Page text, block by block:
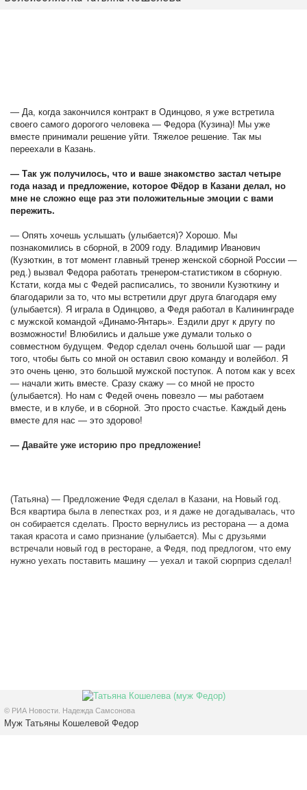
— Да, когда закончился контракт в Одинцово, я уже встретила
своего самого дорогого человека — Федора (Кузина)! Мы уже
вместе принимали решение уйти. Тяжелое решение. Так мы
переехали в Казань.
— Так уж получилось, что и ваше знакомство застал четыре
года назад и предложение, которое Фёдор в Казани делал, но
мне не сложно еще раз эти положительные эмоции с вами
пережить.
— Опять хочешь услышать (улыбается)? Хорошо. Мы
познакомились в сборной, в 2009 году. Владимир Иванович
(Кузюткин, в тот момент главный тренер женской сборной России —
ред.) вызвал Федора работать тренером-статистиком в сборную.
Кстати, когда мы с Федей расписались, то звонили Кузюткину и
благодарили за то, что мы встретили друг друга благодаря ему
(улыбается). Я играла в Одинцово, а Федя работал в Калининграде
с мужской командой «Динамо-Янтарь». Ездили друг к другу по
возможности! Влюбились и дальше уже думали только о
совместном будущем. Федор сделал очень большой шаг — ради
того, чтобы быть со мной он оставил свою команду и волейбол. Я
это очень ценю, это большой мужской поступок. А потом как у всех
— начали жить вместе. Сразу скажу — со мной не просто
(улыбается). Но нам с Федей очень повезло — мы работаем
вместе, и в клубе, и в сборной. Это просто счастье. Каждый день
вместе для нас — это здорово!
— Давайте уже историю про предложение!
(Татьяна) — Предложение Федя сделал в Казани, на Новый год.
Вся квартира была в лепестках роз, и я даже не догадывалась, что
он собирается сделать. Просто вернулись из ресторана — а дома
такая красота и само признание (улыбается). Мы с друзьями
встречали новый год в ресторане, а Федя, под предлогом, что ему
нужно уехать поставить машину — уехал и такой сюрприз сделал!
© РИА Новости. Надежда Самсонова
Муж Татьяны Кошелевой Федор